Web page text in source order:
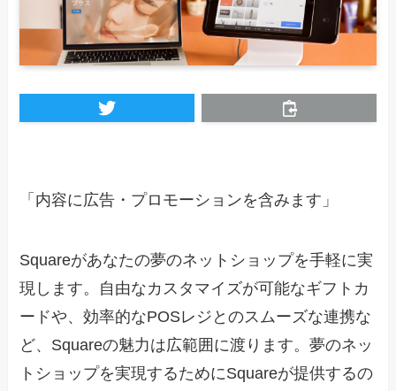
「内容に広告・プロモーションを含みます」
Squareがあなたの夢のネットショップを手軽に実
現します。自由なカスタマイズが可能なギフトカ
ードや、効率的なPOSレジとのスムーズな連携な
ど、Squareの魅力は広範囲に渡ります。夢のネッ
トショップを実現するためにSquareが提供するの